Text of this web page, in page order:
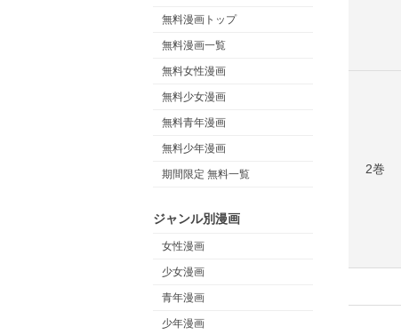
無料漫画トップ
無料漫画一覧
無料女性漫画
無料少女漫画
無料青年漫画
無料少年漫画
期間限定 無料一覧
ジャンル別漫画
女性漫画
少女漫画
青年漫画
少年漫画
2巻